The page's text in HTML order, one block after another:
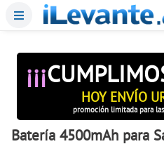
Menu
¡¡¡
HOY ENVÍO
promoción limitada para
Batería 4500mAh para